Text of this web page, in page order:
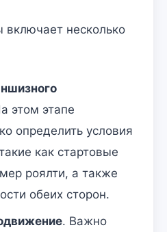
несколько
этом этапе
определить условия
как стартовые
роялти, а также
обеих сторон.
. Важно